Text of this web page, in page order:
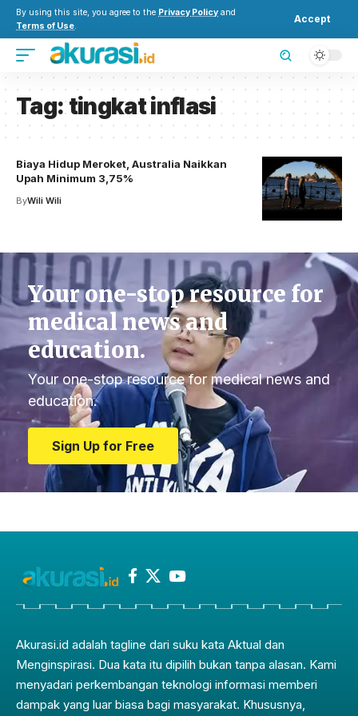
By using this site, you agree to the Privacy Policy and
Terms of Use.
Accept
Tag:tingkat inflasi
Biaya Hidup Meroket, Australia Naikkan
Upah Minimum 3,75%
ByWili Wili
Your one-stop resource for
medical news and
education.
Your one-stop resource for medical news and
education.
Sign Up for Free
Akurasi.id adalah tagline dari suku kata Aktual dan
Menginspirasi. Dua kata itu dipilih bukan tanpa alasan. Kami
menyadari perkembangan teknologi informasi memberi
dampak yang luar biasa bagi masyarakat. Khususnya,